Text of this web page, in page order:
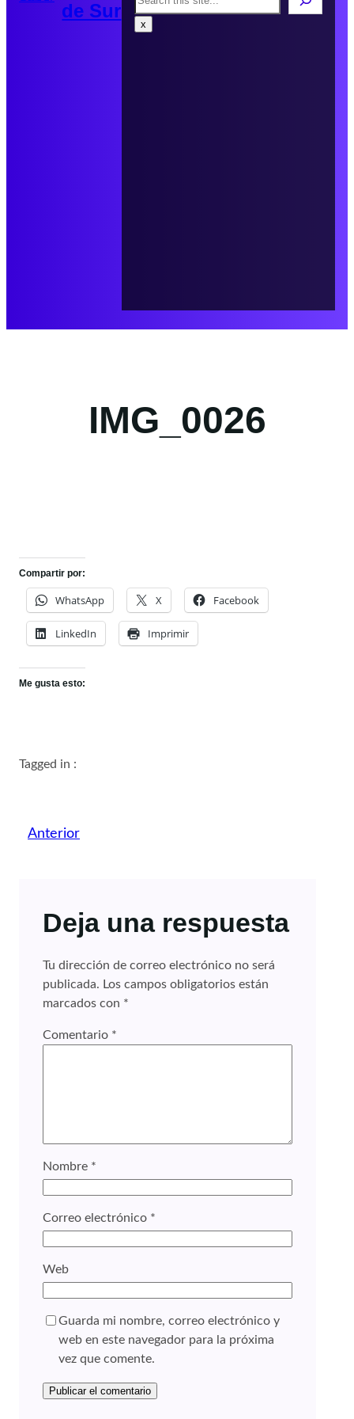
de Sur
x
IMG_0026
Compartir por:
WhatsApp X Facebook
LinkedIn Imprimir
Me gusta esto:
Tagged in :
Anterior
Deja una respuesta
Tu dirección de correo electrónico no será
publicada. Los campos obligatorios están
marcados con *
Comentario *
Nombre *
Correo electrónico *
Web
Guarda mi nombre, correo electrónico y
web en este navegador para la próxima
vez que comente.